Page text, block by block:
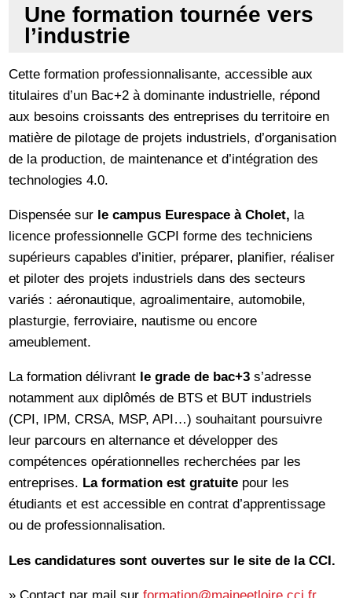
Une formation tournée vers
l’industrie
Cette formation professionnalisante, accessible aux
titulaires d’un Bac+2 à dominante industrielle, répond
aux besoins croissants des entreprises du territoire en
matière de pilotage de projets industriels, d’organisation
de la production, de maintenance et d’intégration des
technologies 4.0.
Dispensée sur le campus Eurespace à Cholet, la
licence professionnelle GCPI forme des techniciens
supérieurs capables d’initier, préparer, planifier, réaliser
et piloter des projets industriels dans des secteurs
variés : aéronautique, agroalimentaire, automobile,
plasturgie, ferroviaire, nautisme ou encore
ameublement.
La formation délivrant le grade de bac+3 s’adresse
notamment aux diplômés de BTS et BUT industriels
(CPI, IPM, CRSA, MSP, API…) souhaitant poursuivre
leur parcours en alternance et développer des
compétences opérationnelles recherchées par les
entreprises. La formation est gratuite pour les
étudiants et est accessible en contrat d’apprentissage
ou de professionnalisation.
Les candidatures sont ouvertes sur le site de la CCI.
» Contact par mail surformation@maineetloire.cci.fr